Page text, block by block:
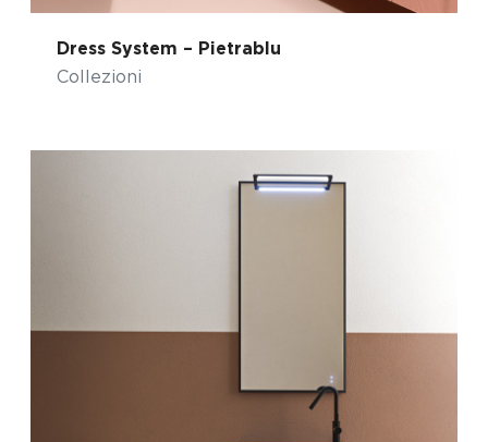
Dress System – Pietrablu
Collezioni